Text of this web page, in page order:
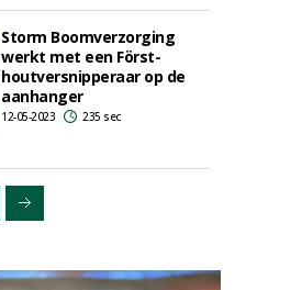
Storm Boomverzorging
werkt met een Först-
houtversnipperaar op de
aanhanger
12-05-2023 235 sec